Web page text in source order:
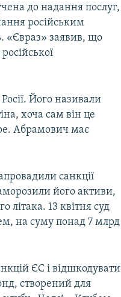
до надання послуг,
російським
«Євраз» заявив, що
Його називали
хоча сам він це
Абрамович має
санкції
його активи,
літака. 13 квітня суд
на суму понад 7 млрд
ЄС і відшкодувати
створений для